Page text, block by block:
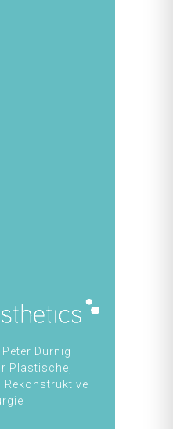
Peter Durnig
Plastische,
Rekonstruktive